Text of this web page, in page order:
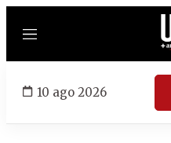
Menú
10 ago 2026